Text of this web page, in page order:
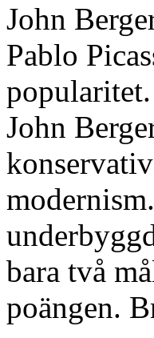
John
Pablo
John
bara två
poängen.